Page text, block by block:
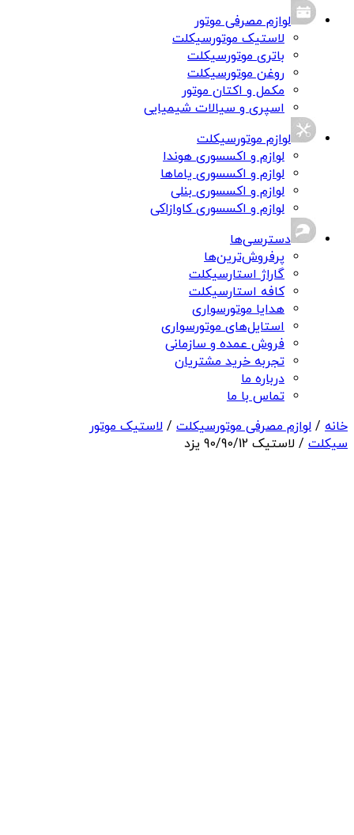
لوازم مصرفی موتور
لاستیک موتورسیکلت
باتری موتورسیکلت
روغن موتورسیکلت
مکمل و اکتان موتور
اسپری و سیالات شیمیایی
لوازم موتورسیکلت
لوازم و اکسسوری هوندا
لوازم و اکسسوری یاماها
لوازم و اکسسوری بنلی
لوازم و اکسسوری کاوازاکی
دسترسی‌ها
پرفروش‌ترین‌ها
گاراژ استارسیکلت
کافه استارسیکلت
هدایا موتورسواری
استایل‌های موتورسواری
فروش عمده و سازمانی
تجربه خرید مشتریان
درباره ما
تماس با ما
خانه / لوازم مصرفی موتورسیکلت / لاستیک موتور
سیکلت / لاستیک 90/90/12 یزد